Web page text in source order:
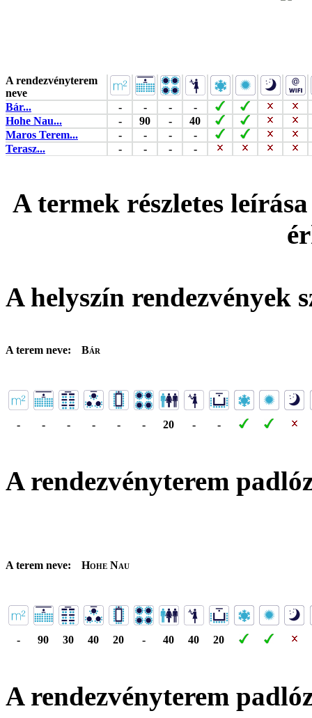
A rendezvényterem
neve
Bár...
- - -
-
Hohe Nau...
- 90 -
40
Maros Terem...
- - -
-
Terasz...
- - - -
A termek részletes
A helyszín rendezvények
A terem neve: Bár
- - - - - - 20 - -
A rendezvényterem
A terem neve: Hohe Nau
- 90 30 40 20 - 40 40 20
A rendezvényterem